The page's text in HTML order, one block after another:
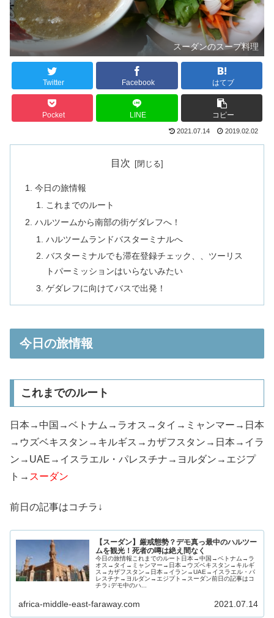
スーダンのスープ料理
Twitter Facebook はてブ
Pocket LINE コピー
2021.07.14 2019.02.02
目次
今日の旅情報
これまでのルート
ハルツームから南部の街ゲダレフへ！
ハルツームランドバスターミナルへ
バスターミナルでも滞在登録チェック、、ツーリス
トパーミッションはいらないみたい
ゲダレフに向けてバスで出発！
今日の旅情報
これまでのルート
日本→中国→ベトナム→ラオス→タイ→ミャンマー→日本
→ウズベキスタン→キルギス→カザフスタン→日本→イラ
ン→UAE→イスラエル・パレスチナ→ヨルダン→エジプ
ト→ スーダン
前日の記事はコチラ↓
【スーダン】厳戒態勢？デモ真っ最中のハルツー
ムを観光！死者の噂は絶え間なく
今日の旅情報これまでのルート日本→中国→ベトナム→ラ
オス→タイ→ミャンマー→日本→ウズベキスタン→キルギ
ス→カザフスタン→日本→イラン→UAE→イスラエル・パ
レスチナ→ヨルダン→エジプト→スーダン前日の記事はコ
チラ↓デモ中のハ...
africa-middle-east-faraway.com 2021.07.14